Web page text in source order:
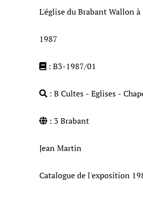
L'église du Brabant Wallon
1987
: B3-1987/01
: B Cultes - Eglises -
: 3 Brabant
Jean Martin
Catalogue de l'exposition